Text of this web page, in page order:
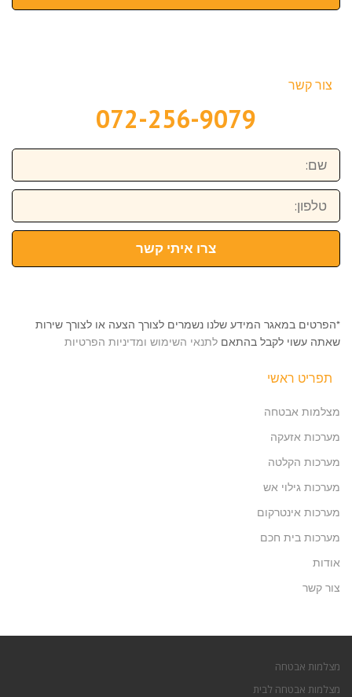
צור קשר
072-256-9079
שם:
טלפון:
צרו איתי קשר
*הפרטים במאגר המידע שלנו נשמרים לצורך הצעה או לצורך שירות
שאתה עשוי לקבל בהתאם לתנאי השימוש ומדיניות הפרטיות
תפריט ראשי
מצלמות אבטחה
מערכות אזעקה
מערכות הקלטה
מערכות גילוי אש
מערכות אינטרקום
מערכות בית חכם
אודות
צור קשר
מצלמות אבטחה
מצלמות אבטחה לבית